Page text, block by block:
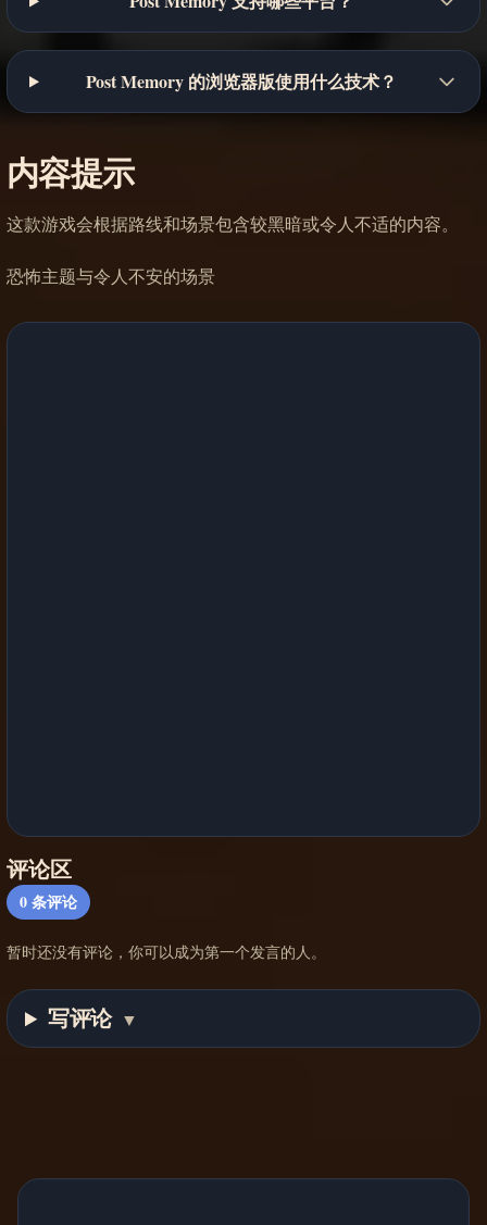
Post Memory 的浏览器版使用什么技术？
内容提示
这款游戏会根据路线和场景包含较黑暗或令人不适的内容。
恐怖主题与令人不安的场景
评论区
0条评论
暂时还没有评论，你可以成为第一个发言的人。
写评论 ▼